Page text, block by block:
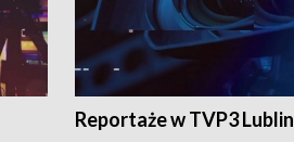
Reportaże w TVP3 Lublin